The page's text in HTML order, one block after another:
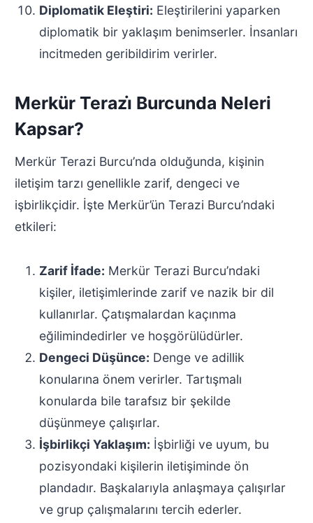
Diplomatik Eleştiri: Eleştirilerini yaparken
diplomatik bir yaklaşım benimserler. İnsanları
incitmeden geribildirim verirler.
Merkür Terazi̇ Burcunda Neleri
Kapsar?
Merkür Terazi Burcu’nda olduğunda, kişinin
iletişim tarzı genellikle zarif, dengeci ve
işbirlikçidir. İşte Merkür’ün Terazi Burcu’ndaki
etkileri:
Zarif İfade: Merkür Terazi Burcu’ndaki
kişiler, iletişimlerinde zarif ve nazik bir dil
kullanırlar. Çatışmalardan kaçınma
eğilimindedirler ve hoşgörülüdürler.
Dengeci Düşünce: Denge ve adillik
konularına önem verirler. Tartışmalı
konularda bile tarafsız bir şekilde
düşünmeye çalışırlar.
İşbirlikçi Yaklaşım: İşbirliği ve uyum, bu
pozisyondaki kişilerin iletişiminde ön
plandadır. Başkalarıyla anlaşmaya çalışırlar
ve grup çalışmalarını tercih ederler.